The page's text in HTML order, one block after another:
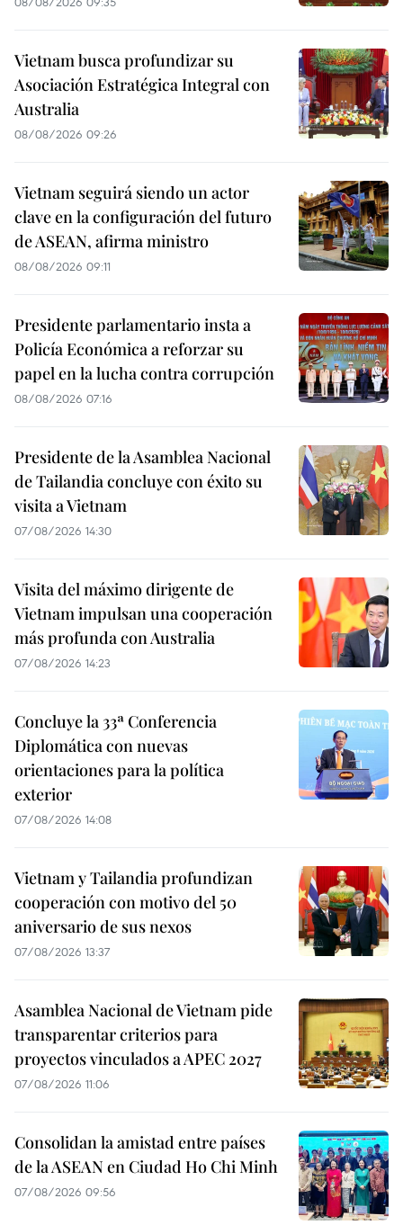
Vietnam busca profundizar su
Asociación Estratégica Integral con
Australia
08/08/2026 09:26
Vietnam seguirá siendo un actor
clave en la configuración del futuro
de ASEAN, afirma ministro
08/08/2026 09:11
Presidente parlamentario insta a
Policía Económica a reforzar su
papel en la lucha contra corrupción
08/08/2026 07:16
Presidente de la Asamblea Nacional
de Tailandia concluye con éxito su
visita a Vietnam
07/08/2026 14:30
Visita del máximo dirigente de
Vietnam impulsan una cooperación
más profunda con Australia
07/08/2026 14:23
Concluye la 33ª Conferencia
Diplomática con nuevas
orientaciones para la política
exterior
07/08/2026 14:08
Vietnam y Tailandia profundizan
cooperación con motivo del 50
aniversario de sus nexos
07/08/2026 13:37
Asamblea Nacional de Vietnam pide
transparentar criterios para
proyectos vinculados a APEC 2027
07/08/2026 11:06
Consolidan la amistad entre países
de la ASEAN en Ciudad Ho Chi Minh
07/08/2026 09:56